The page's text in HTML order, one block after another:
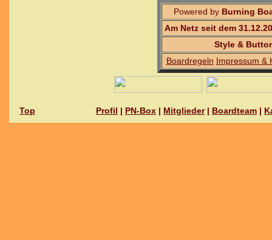
Powered by Burning
Am Netz seit dem
Style &
Boardregeln Impressum &
Top Profil | PN-Box | Mitglieder| Boardteam |